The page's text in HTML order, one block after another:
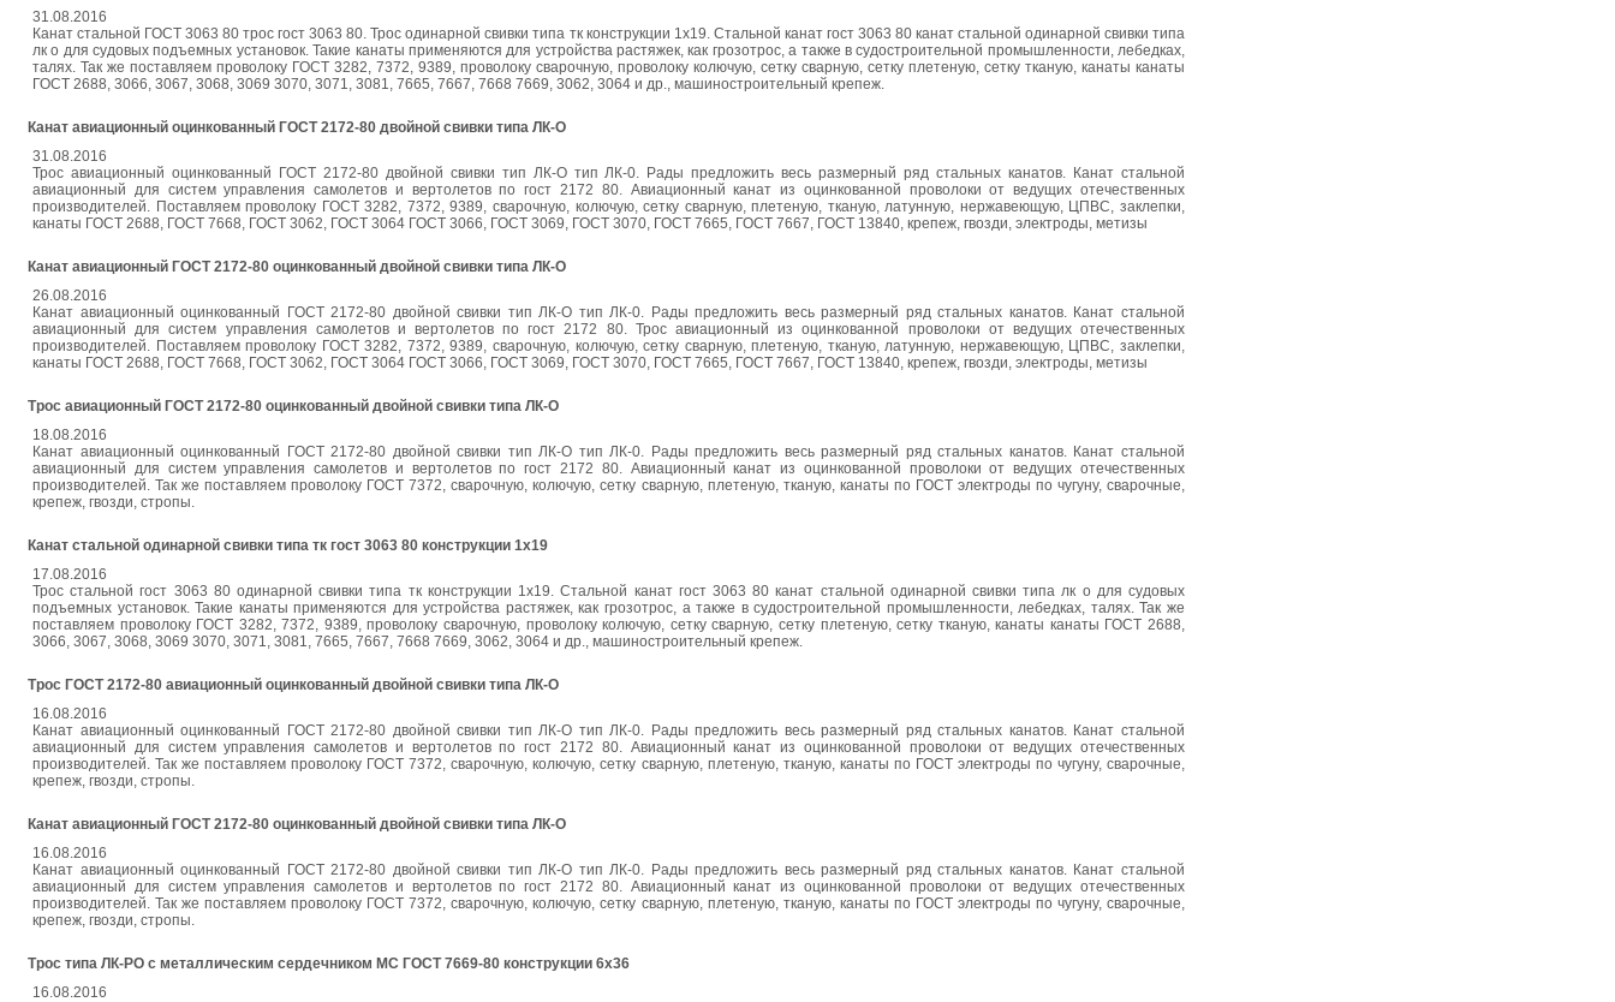
31.08.2016
Канат стальной ГОСТ 3063 80 трос гост 3063 80. Трос одинарной свивки типа тк конструкции 1x19. Стальной канат гост 3063 80 канат стальной одинарной свивки типа
лк о для судовых подъемных установок. Такие канаты применяются для устройства растяжек, как грозотрос, а также в судостроительной промышленности, лебедках,
талях. Так же поставляем проволоку ГОСТ 3282, 7372, 9389, проволоку сварочную, проволоку колючую, сетку сварную, сетку плетеную, сетку тканую, канаты канаты
ГОСТ 2688, 3066, 3067, 3068, 3069 3070, 3071, 3081, 7665, 7667, 7668 7669, 3062, 3064 и др., машиностроительный крепеж.
Канат авиационный оцинкованный ГОСТ 2172-80 двойной свивки типа ЛК-О
31.08.2016
Трос авиационный оцинкованный ГОСТ 2172-80 двойной свивки тип ЛК-О тип ЛК-0. Рады предложить весь размерный ряд стальных канатов. Канат стальной
авиационный для систем управления самолетов и вертолетов по гост 2172 80. Авиационный канат из оцинкованной проволоки от ведущих отечественных
производителей. Поставляем проволоку ГОСТ 3282, 7372, 9389, сварочную, колючую, сетку сварную, плетеную, тканую, латунную, нержавеющую, ЦПВС, заклепки,
канаты ГОСТ 2688, ГОСТ 7668, ГОСТ 3062, ГОСТ 3064 ГОСТ 3066, ГОСТ 3069, ГОСТ 3070, ГОСТ 7665, ГОСТ 7667, ГОСТ 13840, крепеж, гвозди, электроды, метизы
Канат авиационный ГОСТ 2172-80 оцинкованный двойной свивки типа ЛК-О
26.08.2016
Канат авиационный оцинкованный ГОСТ 2172-80 двойной свивки тип ЛК-О тип ЛК-0. Рады предложить весь размерный ряд стальных канатов. Канат стальной
авиационный для систем управления самолетов и вертолетов по гост 2172 80. Трос авиационный из оцинкованной проволоки от ведущих отечественных
производителей. Поставляем проволоку ГОСТ 3282, 7372, 9389, сварочную, колючую, сетку сварную, плетеную, тканую, латунную, нержавеющую, ЦПВС, заклепки,
канаты ГОСТ 2688, ГОСТ 7668, ГОСТ 3062, ГОСТ 3064 ГОСТ 3066, ГОСТ 3069, ГОСТ 3070, ГОСТ 7665, ГОСТ 7667, ГОСТ 13840, крепеж, гвозди, электроды, метизы
Трос авиационный ГОСТ 2172-80 оцинкованный двойной свивки типа ЛК-О
18.08.2016
Канат авиационный оцинкованный ГОСТ 2172-80 двойной свивки тип ЛК-О тип ЛК-0. Рады предложить весь размерный ряд стальных канатов. Канат стальной
авиационный для систем управления самолетов и вертолетов по гост 2172 80. Авиационный канат из оцинкованной проволоки от ведущих отечественных
производителей. Так же поставляем проволоку ГОСТ 7372, сварочную, колючую, сетку сварную, плетеную, тканую, канаты по ГОСТ электроды по чугуну, сварочные,
крепеж, гвозди, стропы.
Канат стальной одинарной свивки типа тк гост 3063 80 конструкции 1x19
17.08.2016
Трос стальной гост 3063 80 одинарной свивки типа тк конструкции 1x19. Стальной канат гост 3063 80 канат стальной одинарной свивки типа лк о для судовых
подъемных установок. Такие канаты применяются для устройства растяжек, как грозотрос, а также в судостроительной промышленности, лебедках, талях. Так же
поставляем проволоку ГОСТ 3282, 7372, 9389, проволоку сварочную, проволоку колючую, сетку сварную, сетку плетеную, сетку тканую, канаты канаты ГОСТ 2688,
3066, 3067, 3068, 3069 3070, 3071, 3081, 7665, 7667, 7668 7669, 3062, 3064 и др., машиностроительный крепеж.
Трос ГОСТ 2172-80 авиационный оцинкованный двойной свивки типа ЛК-О
16.08.2016
Канат авиационный оцинкованный ГОСТ 2172-80 двойной свивки тип ЛК-О тип ЛК-0. Рады предложить весь размерный ряд стальных канатов. Канат стальной
авиационный для систем управления самолетов и вертолетов по гост 2172 80. Авиационный канат из оцинкованной проволоки от ведущих отечественных
производителей. Так же поставляем проволоку ГОСТ 7372, сварочную, колючую, сетку сварную, плетеную, тканую, канаты по ГОСТ электроды по чугуну, сварочные,
крепеж, гвозди, стропы.
Канат авиационный ГОСТ 2172-80 оцинкованный двойной свивки типа ЛК-О
16.08.2016
Канат авиационный оцинкованный ГОСТ 2172-80 двойной свивки тип ЛК-О тип ЛК-0. Рады предложить весь размерный ряд стальных канатов. Канат стальной
авиационный для систем управления самолетов и вертолетов по гост 2172 80. Авиационный канат из оцинкованной проволоки от ведущих отечественных
производителей. Так же поставляем проволоку ГОСТ 7372, сварочную, колючую, сетку сварную, плетеную, тканую, канаты по ГОСТ электроды по чугуну, сварочные,
крепеж, гвозди, стропы.
Трос типа ЛК-РО с металлическим сердечником МС ГОСТ 7669-80 конструкции 6х36
16.08.2016